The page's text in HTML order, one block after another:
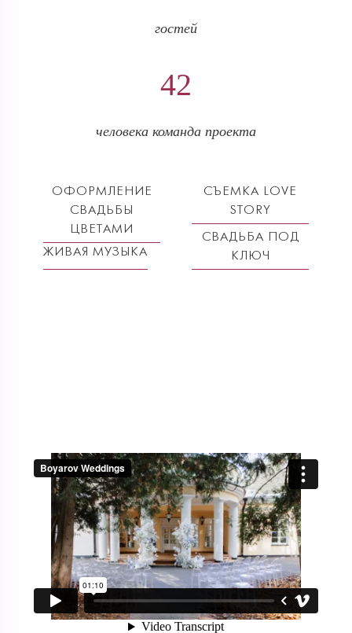
гостей
42
человека команда проекта
ОФОРМЛЕНИЕ
СВАДЬБЫ
ЦВЕТАМИ
ЖИВАЯ МУЗЫКА
СЪЕМКА LOVE
STORY
СВАДЬБА ПОД
КЛЮЧ